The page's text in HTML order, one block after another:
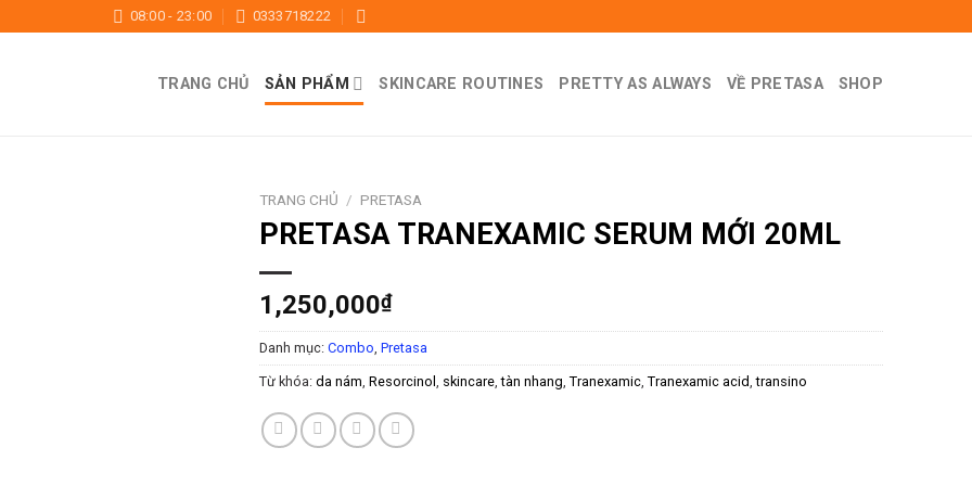
08:00 - 23:00 0333718222
TRANG CHỦ SẢN PHẨM SKINCARE ROUTINES PRETTY AS ALWAYS VỀ PRETASA SHOP
TRANG CHỦ / PRETASA
PRETASA TRANEXAMIC SERUM MỚI 20ML
1,250,000₫
Danh mục: Combo Pretasa
Từ khóa: da nám Resorcinol skincare ,tàn nhang Tranexamic Tranexamic acid ,transino